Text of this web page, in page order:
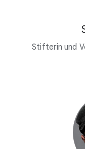
Stifterin und